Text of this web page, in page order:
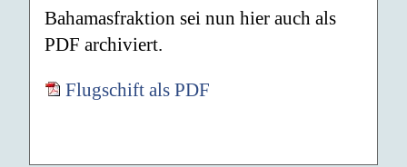
Bahamasfraktion sei nun hier auch als
PDF archiviert.
Flugschift als PDF